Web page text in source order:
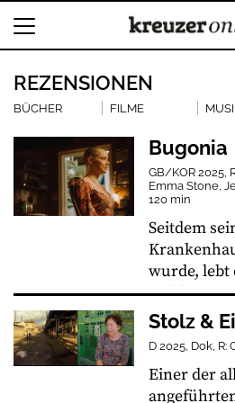
REZENSIONEN
BÜCHER FILME
Bugonia
GB/KOR 2025,
Emma Stone,
120 min
Seitdem
wurde, lebt
Teddy mit
allein im
allerlei
Stolz &
D 2025, Dok, R:
Einer der